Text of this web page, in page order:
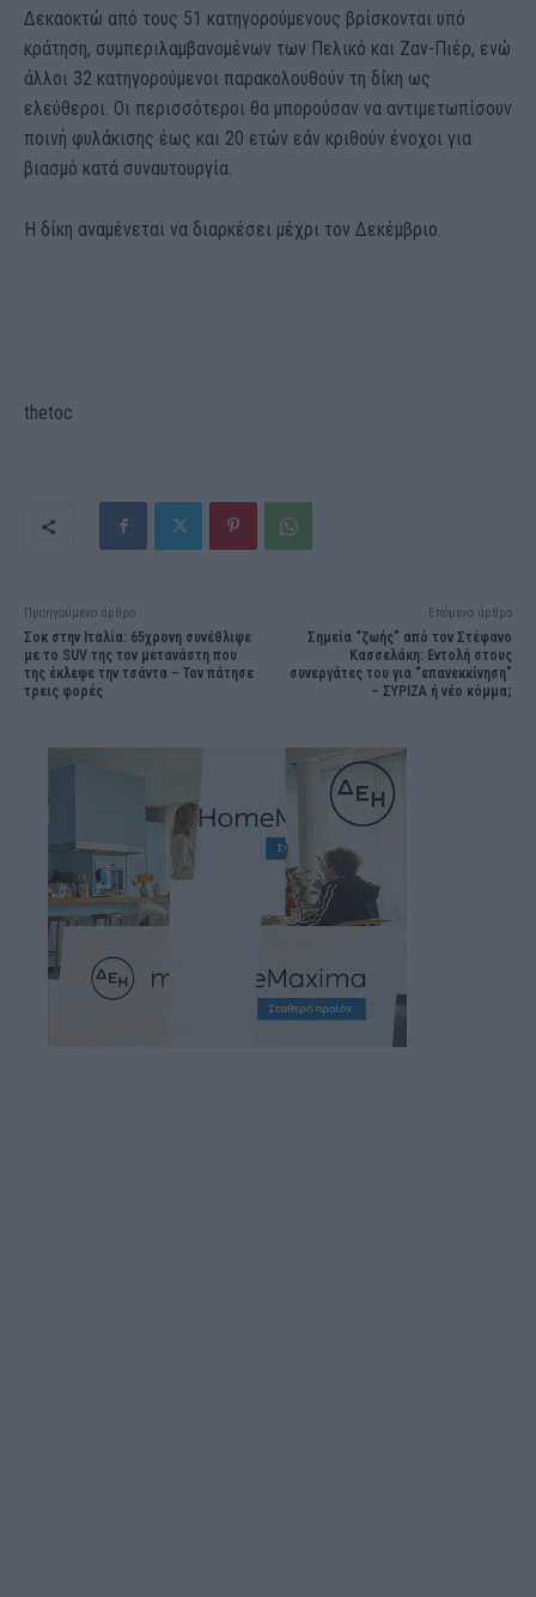
Δεκαοκτώ από τους 51 κατηγορούμενους βρίσκονται υπό
κράτηση, συμπεριλαμβανομένων των Πελικό και Ζαν-Πιέρ, ενώ
άλλοι 32 κατηγορούμενοι παρακολουθούν τη δίκη ως
ελεύθεροι. Οι περισσότεροι θα μπορούσαν να αντιμετωπίσουν
ποινή φυλάκισης έως και 20 ετών εάν κριθούν ένοχοι για
βιασμό κατά συναυτουργία.
Η δίκη αναμένεται να διαρκέσει μέχρι τον Δεκέμβριο.
thetoc
Προηγούμενο άρθρο
Σοκ στην Ιταλία: 65χρονη συνέθλιψε
με τo SUV της τον μετανάστη που
της έκλεψε την τσάντα – Τον πάτησε
τρεις φορές
Επόμενο άρθρο
Σημεία “ζωής” από τον Στέφανο
Κασσελάκη: Εντολή στους
συνεργάτες του για “επανεκκίνηση”
– ΣΥΡΙΖΑ ή νέο κόμμα;